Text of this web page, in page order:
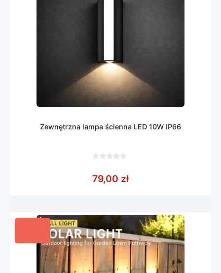
Zewnętrzna lampa ścienna LED 10W IP66
5
79,00 zł